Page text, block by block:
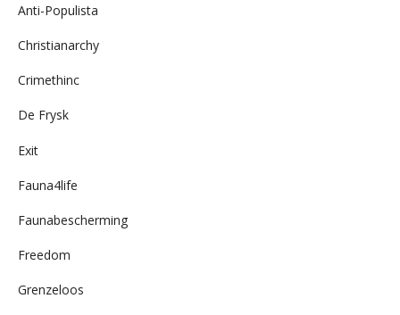
Anti-Populista
Christianarchy
Crimethinc
De Frysk
Exit
Fauna4life
Faunabescherming
Freedom
Grenzeloos